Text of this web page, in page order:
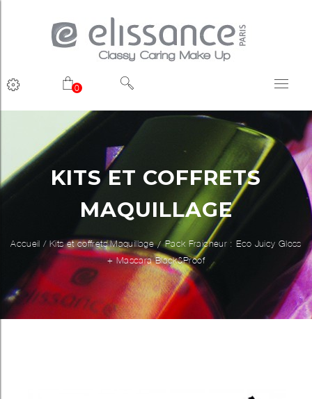
0
KITS ET COFFRETS
MAQUILLAGE
Accueil / Kits et coffrets Maquillage
Pack Fraîcheur : Eco Juicy Gloss
+ Mascara Black&Proof